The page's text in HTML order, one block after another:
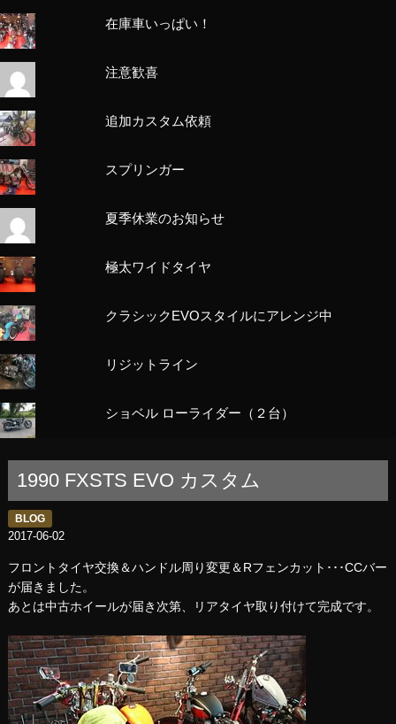
在庫車いっぱい！
注意歓喜
追加カスタム依頼
スプリンガー
夏季休業のお知らせ
極太ワイドタイヤ
クラシックEVOスタイルにアレンジ中
リジットライン
ショベル ローライダー（２台）
1990 FXSTS EVO カスタム
BLOG
2017-06-02
フロントタイヤ交換＆ハンドル周り変更＆Rフェンカット･･･CCバー
が届きました。
あとは中古ホイールが届き次第、リアタイヤ取り付けて完成です。